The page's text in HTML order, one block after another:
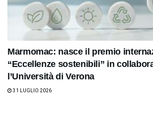
Marmomac: nasce il premio
“Eccellenze sostenibili” in
l’Università di Verona
31 LUGLIO 2026